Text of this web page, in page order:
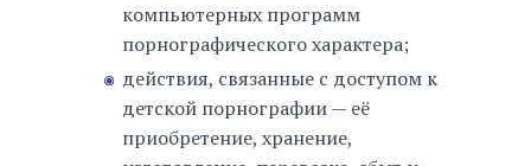
компьютерных программ
порнографического характера;
действия, связанные с доступом к
детской порнографии — её
приобретение, хранение,